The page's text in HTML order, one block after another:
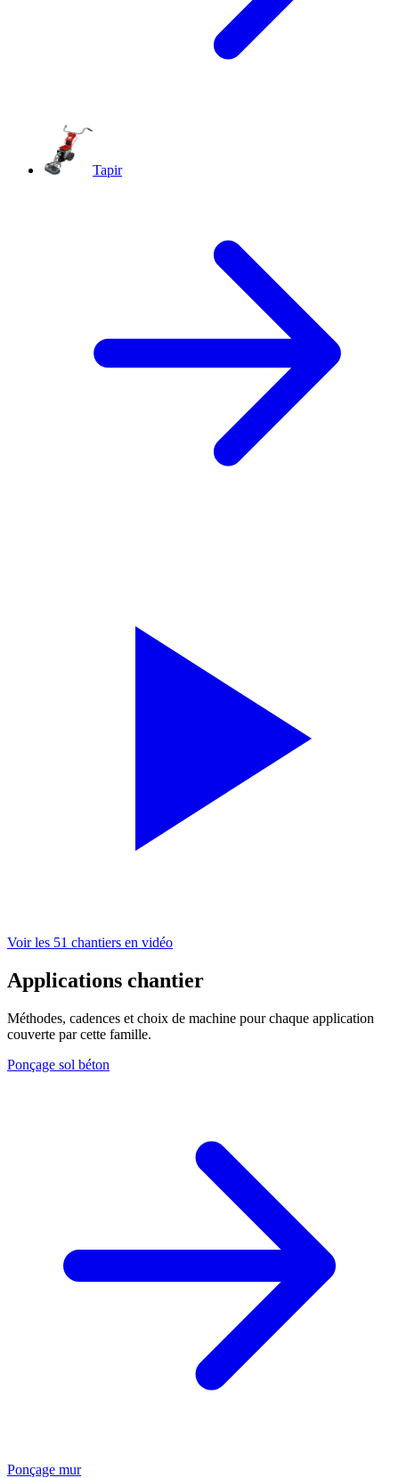
Tapir
Voir les 51 chantiers en vidéo
Applications chantier
Méthodes, cadences et choix de machine pour chaque application
couverte par cette famille.
Ponçage sol béton
Ponçage mur